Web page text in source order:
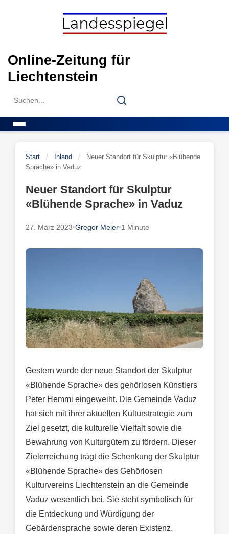
Online-Zeitung für
Liechtenstein
Search
Search
Start / Inland /
Neuer Standort für Skulptur «Blühende
Sprache» in Vaduz
Neuer Standort für Skulptur
«Blühende Sprache» in Vaduz
27. März 2023•Gregor Meier•1 Minute
Gestern wurde der neue Standort der Skulptur
«Blühende Sprache» des gehörlosen Künstlers
Peter Hemmi eingeweiht. Die Gemeinde Vaduz
hat sich mit ihrer aktuellen Kulturstrategie zum
Ziel gesetzt, die kulturelle Vielfalt sowie die
Bewahrung von Kulturgütern zu fördern. Dieser
Zielerreichung trägt die Schenkung der Skulptur
«Blühende Sprache» des Gehörlosen
Kulturvereins Liechtenstein an die Gemeinde
Vaduz wesentlich bei. Sie steht symbolisch für
die Entdeckung und Würdigung der
Gebärdensprache sowie deren Existenz.